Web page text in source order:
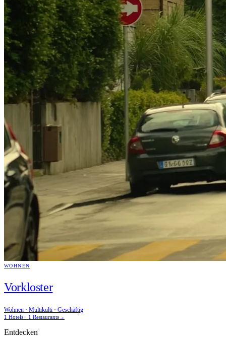
WOHNEN
Vorkloster
Wohnen · Multikulti · Geschäftig
1 Hotels · 1 Restaurants→
Entdecken